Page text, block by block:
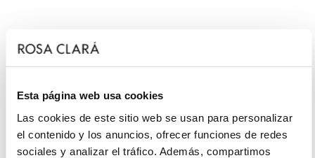
Esta página web usa cookies
Las cookies de este sitio web se usan para personalizar
el contenido y los anuncios, ofrecer funciones de redes
sociales y analizar el tráfico. Además, compartimos